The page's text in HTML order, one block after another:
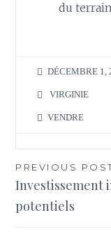
du
DÉCEMBRE 1,
VIRGINIE
VENDRE
Navigation
de
l’article
PREVIOUS
Investissement
potentiels